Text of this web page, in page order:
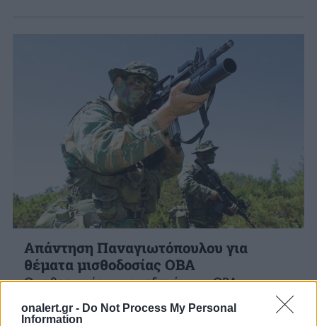
onalert.gr - Do Not Process My Personal
Information
Απάντηση Παναγιωτόπουλου για
θέματα μισθοδοσίας ΟΒΑ
Ο καθορισμός των αποδοχών των ΟΒΑ
τους με το νέο σύστημα αμοιβών, την αποτροπή